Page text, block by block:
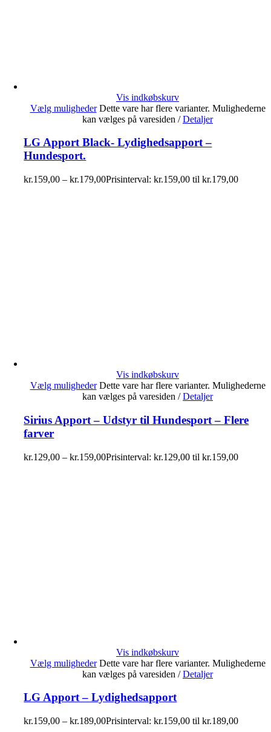
Vis indkøbskurv
Vælg muligheder Dette vare har flere varianter. Mulighederne
kan vælges på varesiden / Detaljer
LG Apport Black- Lydighedsapport –
Hundesport.
kr.159,00 – kr.179,00Prisinterval: kr.159,00 til kr.179,00
Vis indkøbskurv
Vælg muligheder Dette vare har flere varianter. Mulighederne
kan vælges på varesiden / Detaljer
Sirius Apport – Udstyr til Hundesport – Flere
farver
kr.129,00 – kr.159,00Prisinterval: kr.129,00 til kr.159,00
Vis indkøbskurv
Vælg muligheder Dette vare har flere varianter. Mulighederne
kan vælges på varesiden / Detaljer
LG Apport – Lydighedsapport
kr.159,00 – kr.189,00Prisinterval: kr.159,00 til kr.189,00